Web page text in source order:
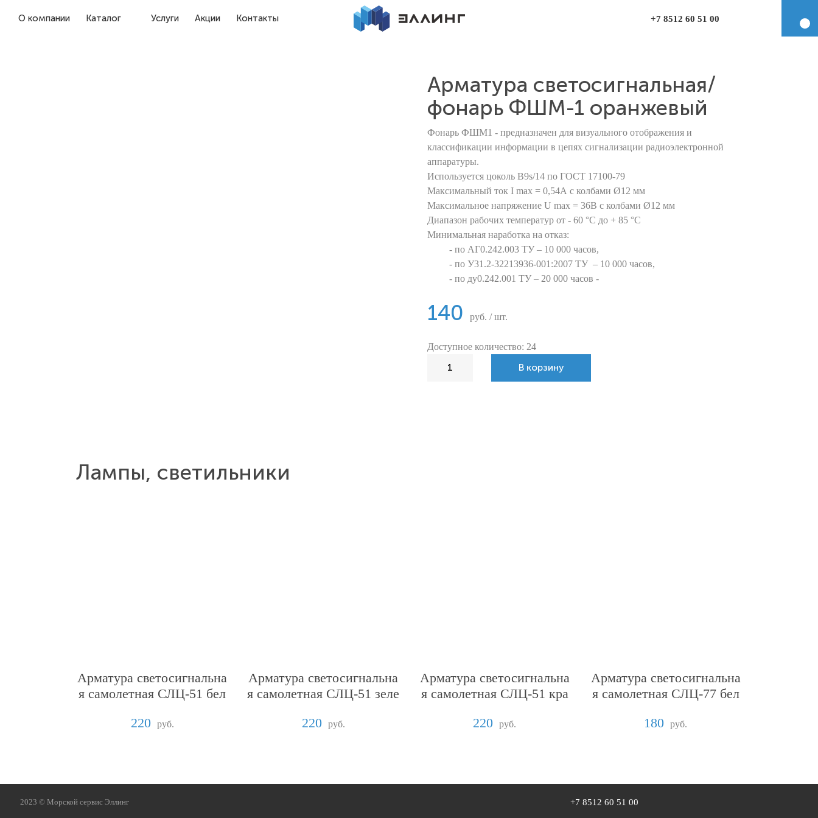
О компании Каталог Услуги Акции Контакты +7 8512 60 51 00
Арматура светосигнальная/
фонарь ФШМ-1 оранжевый
Фонарь ФШМ1 - предназначен для визуального отображения и
классификации информации в цепях сигнализации радиоэлектронной
аппаратуры.
Используется цоколь В9s/14 по ГОСТ 17100-79
Максимальный ток I max = 0,54А с колбами Ø12 мм
Максимальное напряжение U max = 36В с колбами Ø12 мм
Диапазон рабочих температур от - 60 °С до + 85 °С
Минимальная наработка на отказ:
- по АГ0.242.003 ТУ – 10 000 часов,
- по У31.2-32213936-001:2007 ТУ – 10 000 часов,
- по ду0.242.001 ТУ – 20 000 часов -
140 руб. / шт.
Доступное количество: 24
В корзину
Лампы, светильники
Арматура светосигнальна
я самолетная СЛЦ-51 бел
220
руб.
Арматура светосигнальна
я самолетная СЛЦ-51 зеле
220 руб.
Арматура светосигнальна
я самолетная СЛЦ-51 кра
220 руб.
Арматура светосигнальна
я самолетная СЛЦ-77 бел
180
руб.
+7 8512 60 51 00
2023 ©️ Морской сервис Эллинг